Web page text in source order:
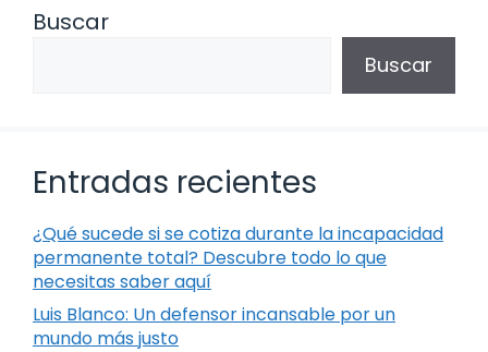
Buscar
Buscar
Entradas recientes
¿Qué sucede si se cotiza durante la incapacidad
permanente total? Descubre todo lo que
necesitas saber aquí
Luis Blanco: Un defensor incansable por un
mundo más justo